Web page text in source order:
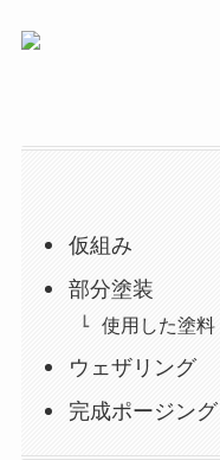
仮組み
部分塗装
使用した塗料
ウェザリング
完成ポージング